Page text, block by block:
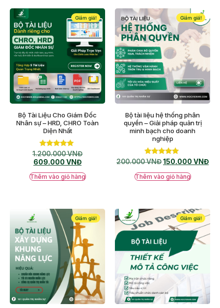
Giảm giá!
Bộ Tài Liệu Cho Giám Đốc
Nhân sự – HRD, CHRO Toàn
Diện Nhất
Được xếp
hạng
5.00
5 sao
1.200.000VNĐ
609.000 VNĐ
Thêm vào giỏ hàng
Giảm giá!
Bộ tài liệu hệ thống phân
quyền – Giải pháp quản trị
minh bạch cho doanh
nghiệp
Được xếp
hạng
5.00
5 sao
200.000VNĐ150.000 VNĐ
Thêm vào giỏ hàng
Giảm giá! Giảm giá!